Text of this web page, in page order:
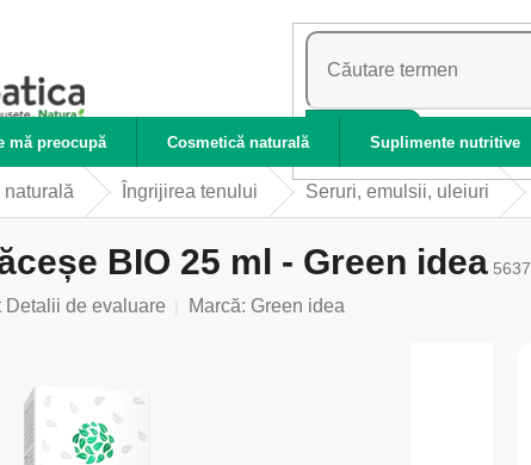
CĂUTARE
mă preocupă Cosmetică naturală Suplimente nutritive
naturală Îngrijirea tenului Seruri, emulsii, uleiuri
BIO 25 ml - Green idea 5637
Detalii de evaluare Marcă: Green idea